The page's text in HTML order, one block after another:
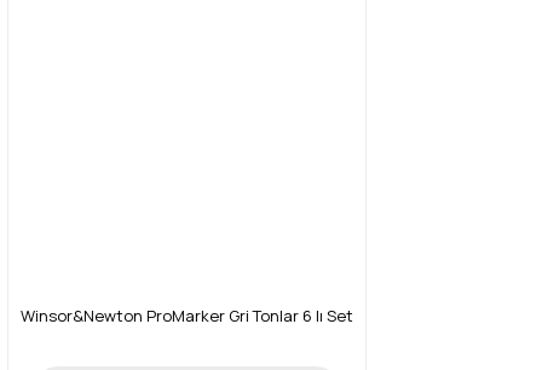
Winsor&Newton ProMarker Gri Tonlar 6 lı Set